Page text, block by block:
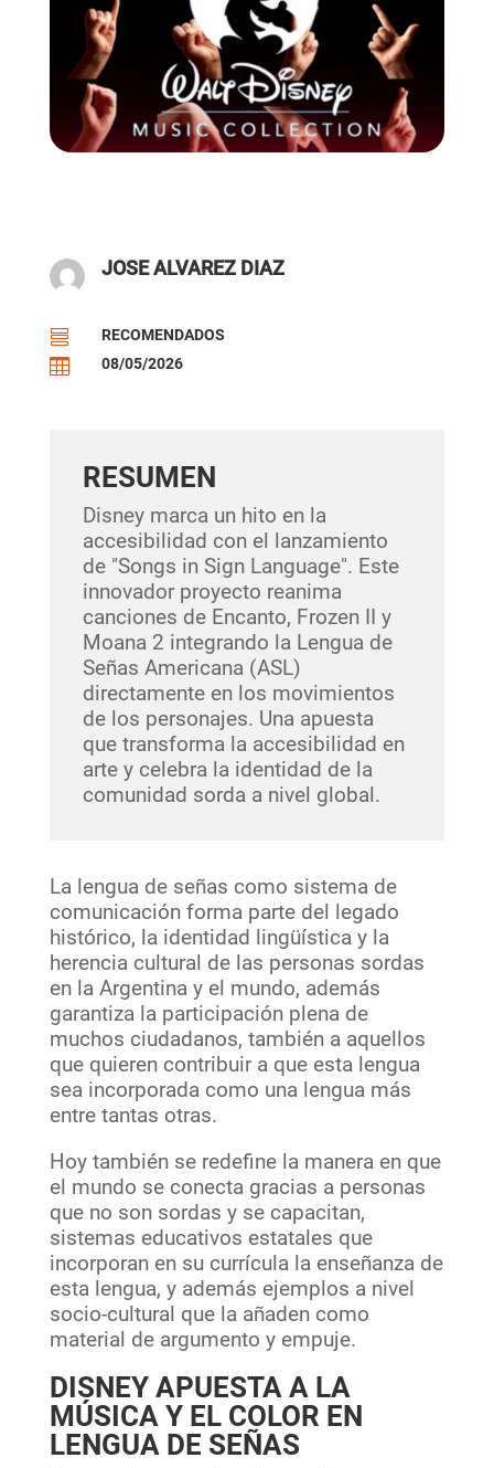
JOSE ALVAREZ DIAZ
 RECOMENDADOS
 08/05/2026
RESUMEN
Disney marca un hito en la
accesibilidad con el lanzamiento
de "Songs in Sign Language". Este
innovador proyecto reanima
canciones de Encanto, Frozen II y
Moana 2 integrando la Lengua de
Señas Americana (ASL)
directamente en los movimientos
de los personajes. Una apuesta
que transforma la accesibilidad en
arte y celebra la identidad de la
comunidad sorda a nivel global.
La lengua de señas como sistema de
comunicación forma parte del legado
histórico, la identidad lingüística y la
herencia cultural de las personas sordas
en la Argentina y el mundo, además
garantiza la participación plena de
muchos ciudadanos, también a aquellos
que quieren contribuir a que esta lengua
sea incorporada como una lengua más
entre tantas otras.
Hoy también se redefine la manera en que
el mundo se conecta gracias a personas
que no son sordas y se capacitan,
sistemas educativos estatales que
incorporan en su currícula la enseñanza de
esta lengua, y además ejemplos a nivel
socio-cultural que la añaden como
material de argumento y empuje.
DISNEY APUESTA A LA
MÚSICA Y EL COLOR EN
LENGUA DE SEÑAS